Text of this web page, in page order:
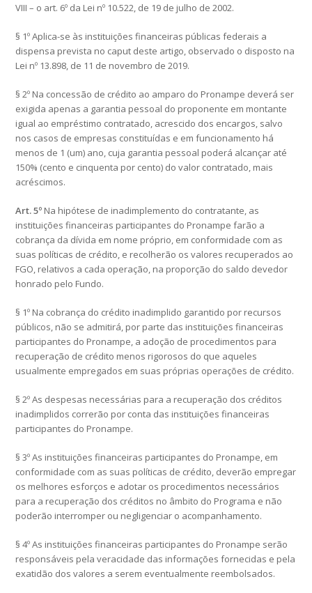
VIII – o art. 6º da Lei nº 10.522, de 19 de julho de 2002.
§ 1º Aplica-se às instituições financeiras públicas federais a
dispensa prevista no caput deste artigo, observado o disposto na
Lei nº 13.898, de 11 de novembro de 2019.
§ 2º Na concessão de crédito ao amparo do Pronampe deverá ser
exigida apenas a garantia pessoal do proponente em montante
igual ao empréstimo contratado, acrescido dos encargos, salvo
nos casos de empresas constituídas e em funcionamento há
menos de 1 (um) ano, cuja garantia pessoal poderá alcançar até
150% (cento e cinquenta por cento) do valor contratado, mais
acréscimos.
Art. 5º Na hipótese de inadimplemento do contratante, as
instituições financeiras participantes do Pronampe farão a
cobrança da dívida em nome próprio, em conformidade com as
suas políticas de crédito, e recolherão os valores recuperados ao
FGO, relativos a cada operação, na proporção do saldo devedor
honrado pelo Fundo.
§ 1º Na cobrança do crédito inadimplido garantido por recursos
públicos, não se admitirá, por parte das instituições financeiras
participantes do Pronampe, a adoção de procedimentos para
recuperação de crédito menos rigorosos do que aqueles
usualmente empregados em suas próprias operações de crédito.
§ 2º As despesas necessárias para a recuperação dos créditos
inadimplidos correrão por conta das instituições financeiras
participantes do Pronampe.
§ 3º As instituições financeiras participantes do Pronampe, em
conformidade com as suas políticas de crédito, deverão empregar
os melhores esforços e adotar os procedimentos necessários
para a recuperação dos créditos no âmbito do Programa e não
poderão interromper ou negligenciar o acompanhamento.
§ 4º As instituições financeiras participantes do Pronampe serão
responsáveis pela veracidade das informações fornecidas e pela
exatidão dos valores a serem eventualmente reembolsados.